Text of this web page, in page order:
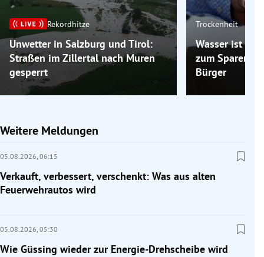
Rekordhitze
Unwetter in Salzburg und Tirol:
Straßen im Zillertal nach Muren
gesperrt
Trockenheit
Wasser ist
zum Sparen
Bürger
Weitere Meldungen
05.08.2026, 06:15
Verkauft, verbessert, verschenkt: Was aus alten
Feuerwehrautos wird
05.08.2026, 05:30
Wie Güssing wieder zur Energie-Drehscheibe wird